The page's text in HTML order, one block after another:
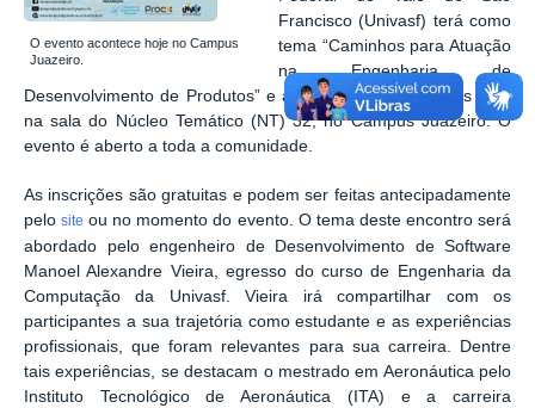
O evento acontece hoje no Campus
Juazeiro.
Francisco (Univasf) terá como
tema “Caminhos para Atuação
na Engenharia de
Desenvolvimento de Produtos” e acontecerá hoje (30), às 14h,
na sala do Núcleo Temático (NT) 32, no Campus Juazeiro. O
evento é aberto a toda a comunidade.
As inscrições são gratuitas e podem ser feitas antecipadamente
pelosite ou no momento do evento. O tema deste encontro será
abordado pelo engenheiro de Desenvolvimento de Software
Manoel Alexandre Vieira, egresso do curso de Engenharia da
Computação da Univasf. Vieira irá compartilhar com os
participantes a sua trajetória como estudante e as experiências
profissionais, que foram relevantes para sua carreira. Dentre
tais experiências, se destacam o mestrado em Aeronáutica pelo
Instituto Tecnológico de Aeronáutica (ITA) e a carreira